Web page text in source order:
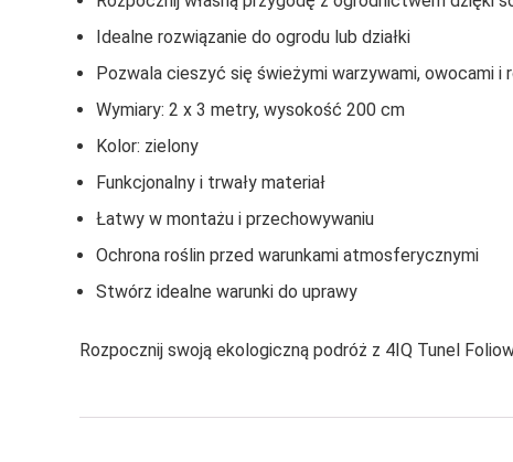
Idealne rozwiązanie do ogrodu lub działki
Pozwala cieszyć się świeżymi warzywami, owocami i
Wymiary: 2 x 3 metry, wysokość 200 cm
Kolor: zielony
Funkcjonalny i trwały materiał
Łatwy w montażu i przechowywaniu
Ochrona roślin przed warunkami atmosferycznymi
Stwórz idealne warunki do uprawy
Rozpocznij swoją ekologiczną podróż z 4IQ Tunel